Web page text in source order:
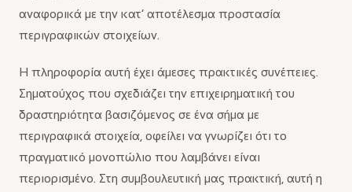
αναφορικά με την κατ’ αποτέλεσμα προστασία
περιγραφικών στοιχείων.
Η πληροφορία αυτή έχει άμεσες πρακτικές συνέπειες.
Σηματούχος που σχεδιάζει την επιχειρηματική του
δραστηριότητα βασιζόμενος σε ένα σήμα με
περιγραφικά στοιχεία, οφείλει να γνωρίζει ότι το
πραγματικό μονοπώλιο που λαμβάνει είναι
περιορισμένο. Στη συμβουλευτική μας πρακτική, αυτή η